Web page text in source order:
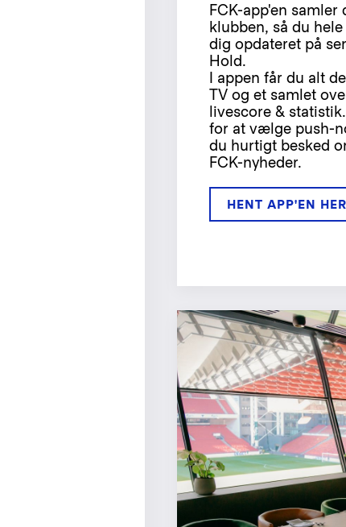
FCK-app'en samler
klubben, så du
dig opdateret på
Hold.
I appen får du alt
TV og et samlet
livescore &
for at vælge push-
du hurtigt besked
FCK-nyheder.
HENT APP'EN HER